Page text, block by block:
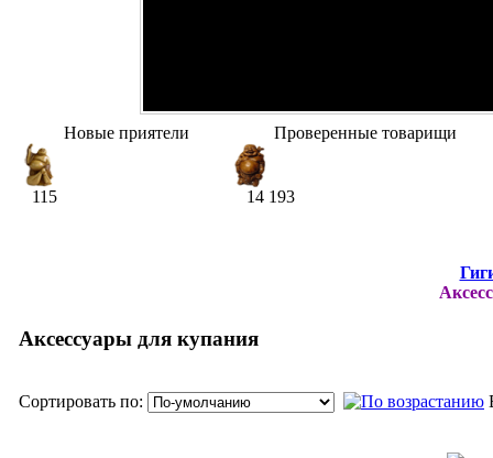
Новые приятели
115
Проверенные товарищи
14 193
Аксессуары для купания
Сортировать по: